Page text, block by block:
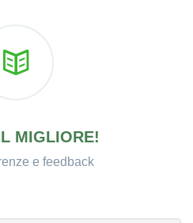
MIGLIORE!
e feedback